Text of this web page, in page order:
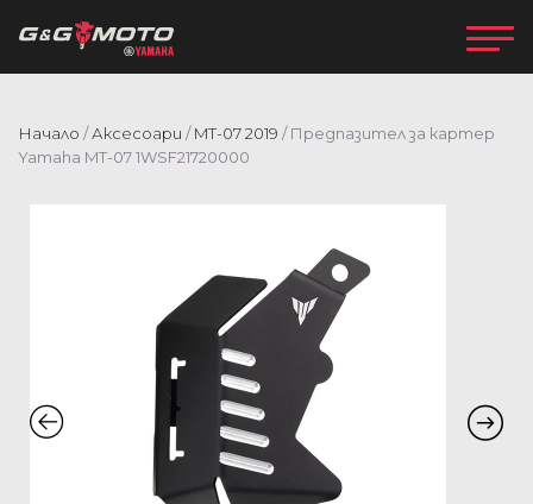
Начало /Аксесоари /MT-07 2019 / Предпазител за картер
Yamaha MT-07 1WSF21720000